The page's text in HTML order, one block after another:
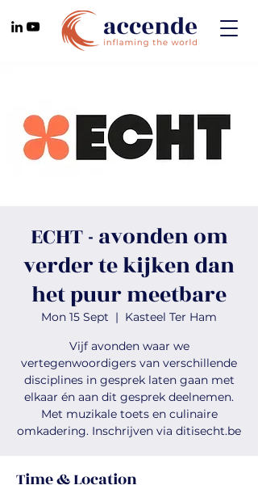
ECHT - avonden om
verder te kijken dan
het puur meetbare
Mon 15 Sept
  |
Kasteel Ter Ham
Vijf avonden waar we
vertegenwoordigers van verschillende
disciplines in gesprek laten gaan met
elkaar én aan dit gesprek deelnemen.
Met muzikale toets en culinaire
omkadering. Inschrijven via ditisecht.be
Time & Location